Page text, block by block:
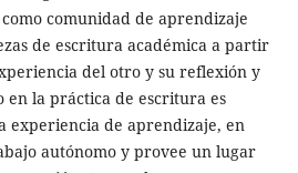
comunidad de aprendizaje
de escritura académica a partir
del otro y su reflexión y
en la práctica de escritura es
experiencia de aprendizaje, en
autónomo y provee un lugar